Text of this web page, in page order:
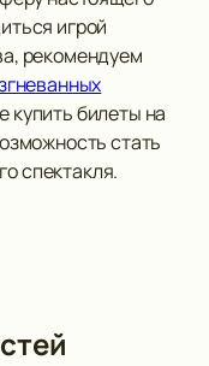
игрой
рекомендуем
купить билеты на
стать
спектакля.